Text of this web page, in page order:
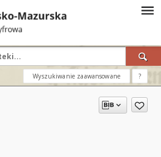
Wyszukiwanie zaawansowane ?